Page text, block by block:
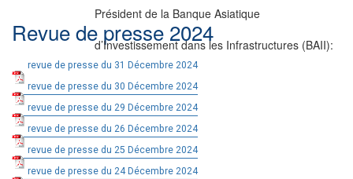
Président de la Banque Asiatique
d’Investissement dans les Infrastructures (BAII):
Revue de presse 2024
revue de presse du 31 Décembre 2024
revue de presse du 30 Décembre 2024
revue de presse du 29 Décembre 2024
revue de presse du 26 Décembre 2024
revue de presse du 25 Décembre 2024
revue de presse du 24 Décembre 2024